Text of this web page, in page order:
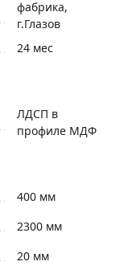
фабрика,
г.Глазов
24 мес
ЛДСП в
профиле МДФ
400 мм
2300 мм
20 мм